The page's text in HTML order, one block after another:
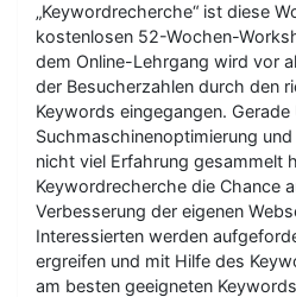
„Keywordrecherche“ ist diese
kostenlosen 52-Wochen-
dem Online-Lehrgang wird vor
der Besucherzahlen durch den
Keywords eingegangen.
Suchmaschinenoptimierung
nicht viel Erfahrung gesammelt
Keywordrecherche die Chance
Verbesserung der eigenen
Interessierten werden
ergreifen und mit Hilfe des
am besten geeigneten